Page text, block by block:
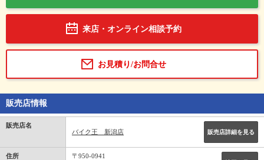
来店・オンライン相談予約
お見積り/お問合せ
販売店情報
販売店名
バイク王 新潟店
販売店詳細を見る
住所
〒950-0941